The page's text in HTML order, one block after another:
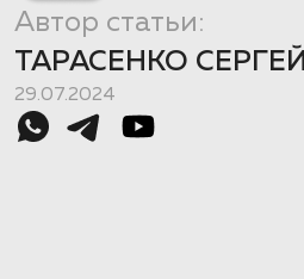
Автор статьи:
ТАРАСЕНКО СЕРГЕЙ
29.07.2024